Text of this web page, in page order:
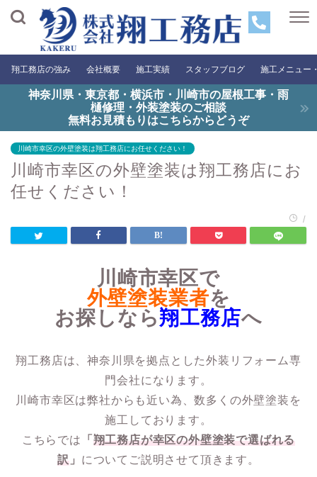
翔工務店の強み 会社概要 施工実績 スタッフブログ 施工メニュー
神奈川県・東京都・横浜市・川崎市の屋根工事・雨
樋修理・外装塗装のご相談
無料お見積もりはこちらからどうぞ
川崎市幸区の外壁塗装は翔工務店にお任せください！
川崎市幸区の外壁塗装は翔工務店にお
任せください！
/
川崎市幸区で
外壁塗装業者を
お探しなら翔工務店へ
翔工務店は、神奈川県を拠点とした外装リフォーム専
門会社になります。
川崎市幸区は弊社からも近い為、数多くの外壁塗装を
施工しております。
こちらでは
「 翔工務店が幸区の外壁塗装で選ばれる
訳 」 についてご説明させて頂きます。